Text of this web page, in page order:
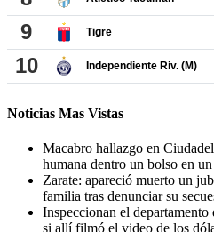
Noticias Mas Vistas
Macabro hallazgo en
humana dentro un bolso en
Zarate: apareció muerto un
familia tras denunciar su
Inspeccionan el
si allí filmó el video de los